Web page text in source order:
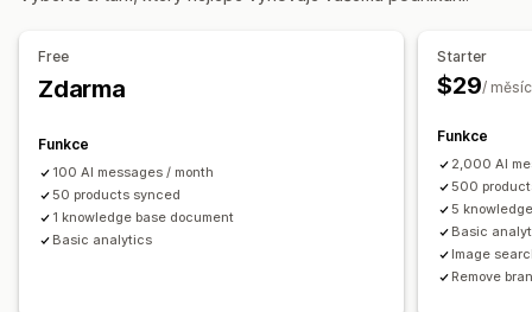
Přizpůsobení
Okno chatu Uvítací zprávy
Free
Zdarma
Funkce
100 AI messages / month
50 products synced
1 knowledge base document
Basic analytics
Starter
$29/ měsíc
Funkce
2,000 AI
500
5
Basic
Image
Remove